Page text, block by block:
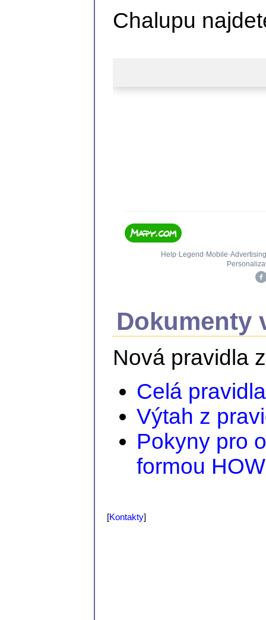
Chalupu
Dokumenty
Nová pravidla
Celá
Výtah z
Pokyny pro
formou
[Kontakty]